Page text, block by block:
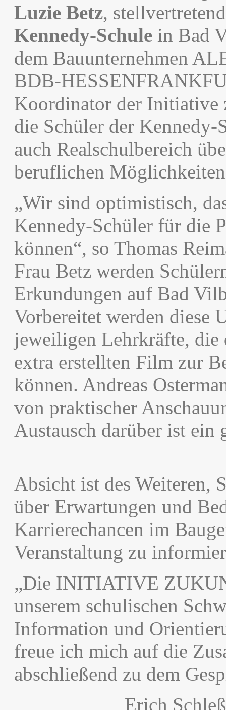
Luzie Betz,
Kennedy-Schule in Bad
dem Bauunternehmen
BDB-
Koordinator der Initiative
die Schüler der
auch Realschulbereich
beruflichen
„Wir sind optimistisch,
Kennedy-Schüler für die
können“, so Thomas
Frau Betz werden
Erkundungen auf Bad
Vorbereitet werden diese
jeweiligen Lehrkräfte,
extra erstellten Film zur
können. Andreas
von praktischer
Austausch darüber ist ein
Absicht ist des Weiteren,
über Erwartungen und
Karrierechancen im
Veranstaltung zu
„Die INITIATIVE
unserem schulischen
Information und
freue ich mich auf die
abschließend zu dem
Erich